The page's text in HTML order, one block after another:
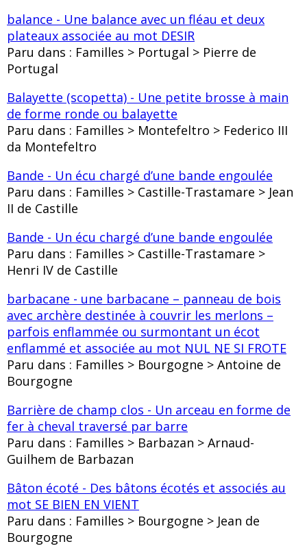
balance - Une balance avec un fléau et deux
plateaux associée au mot DESIR
Paru dans : Familles > Portugal > Pierre de
Portugal
Balayette (scopetta) - Une petite brosse à main
de forme ronde ou balayette
Paru dans : Familles > Montefeltro > Federico III
da Montefeltro
Bande - Un écu chargé d’une bande engoulée
Paru dans : Familles > Castille-Trastamare > Jean
II de Castille
Bande - Un écu chargé d’une bande engoulée
Paru dans : Familles > Castille-Trastamare >
Henri IV de Castille
barbacane - une barbacane – panneau de bois
avec archère destinée à couvrir les merlons –
parfois enflammée ou surmontant un écot
enflammé et associée au mot NUL NE SI FROTE
Paru dans : Familles > Bourgogne > Antoine de
Bourgogne
Barrière de champ clos - Un arceau en forme de
fer à cheval traversé par barre
Paru dans : Familles > Barbazan > Arnaud-
Guilhem de Barbazan
Bâton écoté - Des bâtons écotés et associés au
mot SE BIEN EN VIENT
Paru dans : Familles > Bourgogne > Jean de
Bourgogne